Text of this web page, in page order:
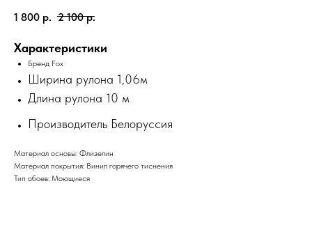
1 800 р. 2 100 р.
Характеристики
Бренд Fox
Ширина рулона 1,06м
Длина рулона 10 м
Производитель Белоруссия
Материал основы: Флизелин
Материал покрытия: Винил горячего тиснения
Тип обоев: Моющиеся